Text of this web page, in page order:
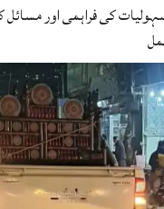
کی فراہمی اور